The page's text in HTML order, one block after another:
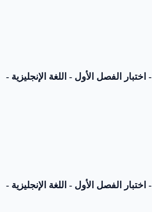
الموضوع رقم 29 - اختبار الفصل الأول - اللغة الإنجليزية -
الموضوع رقم 28 - اختبار الفصل الأول - اللغة الإنجليزية -